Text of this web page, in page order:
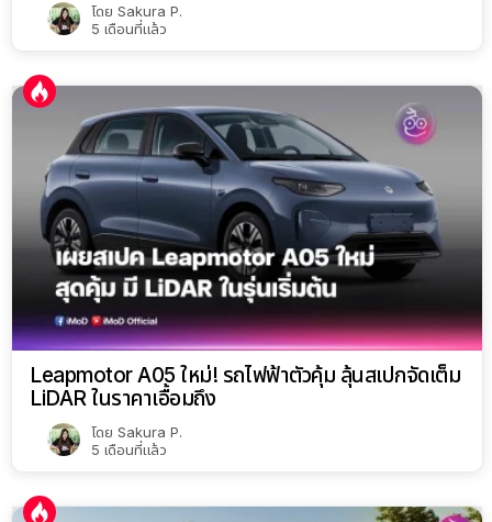
โดย Sakura P.
5 เดือนที่แล้ว
Leapmotor A05 ใหม่! รถไฟฟ้าตัวคุ้ม ลุ้นสเปกจัดเต็ม
LiDAR ในราคาเอื้อมถึง
โดย Sakura P.
5 เดือนที่แล้ว